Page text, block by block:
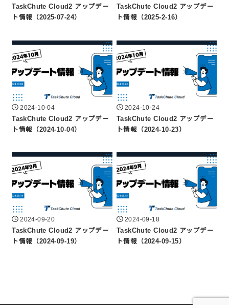
TaskChute Cloud2 アップデー
ト情報（2025-07-24）
TaskChute Cloud2 アップデー
ト情報（2025-2-16）
2024-10-04
TaskChute Cloud2 アップデー
ト情報（2024-10-04）
2024-10-24
TaskChute Cloud2 アップデー
ト情報（2024-10-23）
2024-09-20
TaskChute Cloud2 アップデー
ト情報（2024-09-19）
2024-09-18
TaskChute Cloud2 アップデー
ト情報（2024-09-15）